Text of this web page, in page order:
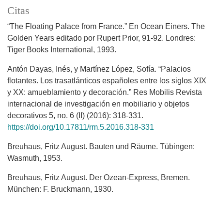
Citas
“The Floating Palace from France.” En Ocean Einers. The
Golden Years editado por Rupert Prior, 91-92. Londres:
Tiger Books International, 1993.
Antón Dayas, Inés, y Martínez López, Sofía. “Palacios
flotantes. Los trasatlánticos españoles entre los siglos XIX
y XX: amueblamiento y decoración.” Res Mobilis Revista
internacional de investigación en mobiliario y objetos
decorativos 5, no. 6 (II) (2016): 318-331.
https://doi.org/10.17811/rm.5.2016.318-331
Breuhaus, Fritz August. Bauten und Räume. Tübingen:
Wasmuth, 1953.
Breuhaus, Fritz August. Der Ozean-Express, Bremen.
München: F. Bruckmann, 1930.